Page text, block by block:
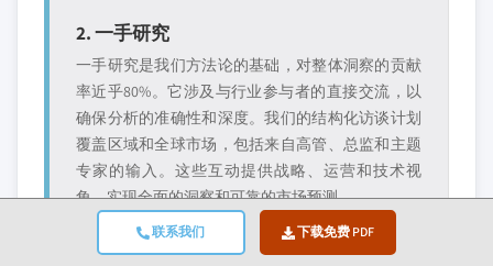
联系我们 下载免费 PDF
2. 一手研究
一手研究是我们方法论的基础，对整体洞察的贡献
率近乎80%。它涉及与行业参与者的直接交流，以
确保分析的准确性和深度。我们的结构化访谈计划
覆盖区域和全球市场，包括来自高管、总监和主题
专家的输入。这些互动提供战略、运营和技术视
角，实现全面的洞察和可靠的市场预测。